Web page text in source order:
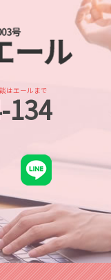
はエールまで
134